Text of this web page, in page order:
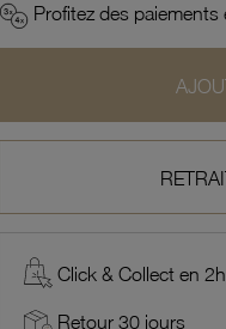
Profitez des
Click & Collect en 2h
Retour 30 jours